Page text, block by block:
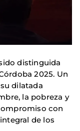
distinguida
2025. Un
dilatada
la pobreza y
con
de los